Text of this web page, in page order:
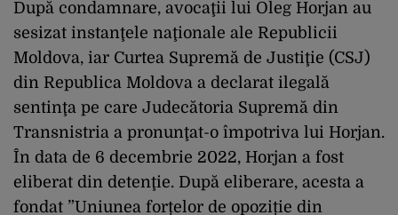
După condamnare, avocaţii lui Oleg Horjan au
sesizat instanţele naţionale ale Republicii
Moldova, iar Curtea Supremă de Justiţie (CSJ)
din Republica Moldova a declarat ilegală
sentinţa pe care Judecătoria Supremă din
Transnistria a pronunţat-o împotriva lui Horjan.
În data de 6 decembrie 2022, Horjan a fost
eliberat din detenţie. După eliberare, acesta a
fondat ”Uniunea forțelor de opoziție din